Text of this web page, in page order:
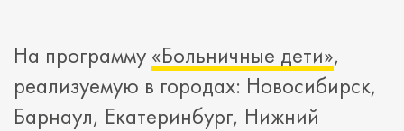
На программу «Больничные дети»,
реализуемую в городах: Новосибирск,
Барнаул, Екатеринбург, Нижний